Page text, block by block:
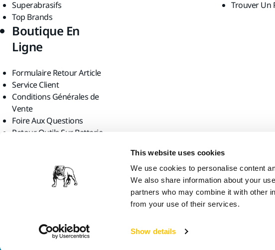
This website uses cookies
We use cookies to personalise content
We also share information about your
partners who may combine it with other
from your use of their services.
Show details
Superabrasifs
Top Brands
Trouver Un
Boutique En
Ligne
Formulaire Retour Article
Service Client
Conditions Générales de
Vente
Foire Aux Questions
Retour Outils Sur Batterie
Nous pensons que vous vous trouvez en United States. Souhaitez-vous visiter le site